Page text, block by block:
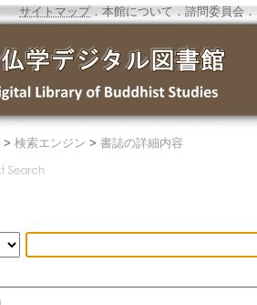
サイトマップ．本館について ． 諮問委員会 ．
> 検索エンジン > 書誌の詳細内容